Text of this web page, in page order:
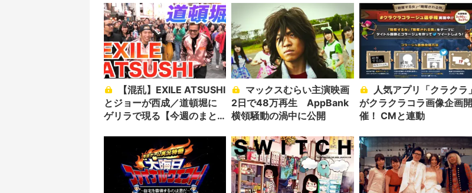
とジョーが西成／道頓堀に
ゲリラで現る【今週のまと
2日で48万再生 AppBank
横領騒動の渦中に公開
がクラクラコラ画像企画開
催！ CMと連動